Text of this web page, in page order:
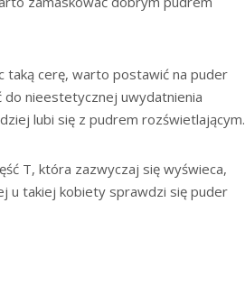
taką cerę, warto postawić na puder
do nieestetycznej uwydatnienia
lubi się z pudrem rozświetlającym.
T, która zazwyczaj się wyświeca,
u takiej kobiety sprawdzi się puder